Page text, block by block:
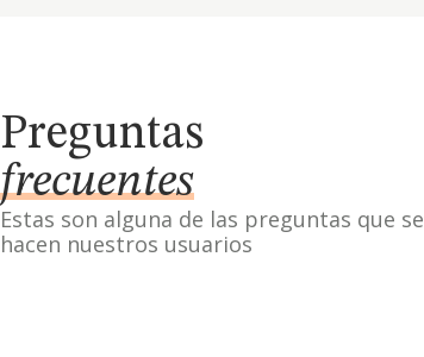
Preguntas
frecuentes
Estas son alguna de las preguntas que se
hacen nuestros usuarios